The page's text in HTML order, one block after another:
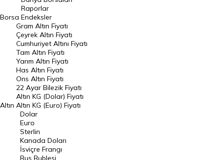
Dünya Borsaları
Raporlar
Endeksler
DÖVİZ
Döviz Kuru
Dolar Kuru
Euro Kuru
Pound Kuru
Frank Kuru
Riyal Kuru
Borsa
Raporlar
Endeksler
Altın
Gram Altın Fiyatı
Çeyrek Altın Fiyatı
Cumhuriyet Altını Fiyatı
Tam Altın Fiyatı
Yarım Altın Fiyatı
Has Altın Fiyatı
Ons Altın Fiyatı
22 Ayar Bilezik Fiyatı
Altın KG (Dolar) Fiyatı
Altın KG (Euro) Fiyatı
Dolar
Euro
Sterlin
Kanada Doları
İsviçre Frangı
Rus Rublesi